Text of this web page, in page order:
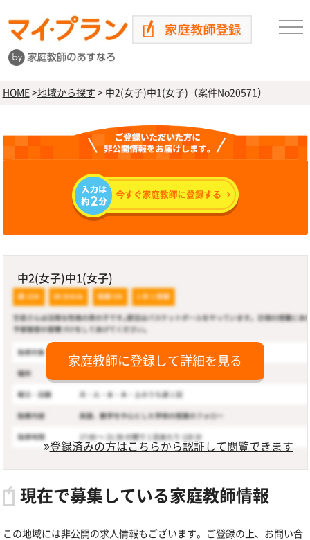
HOME>地域から探す >中2(女子)中1(女子)（案件No20571）
中2(女子)中1(女子)
家庭教師に登録して詳細を見る
登録済みの方はこちらから認証して閲覧できます
現在で募集している家庭教師情報
この地域には非公開の求人情報もございます。ご登録の上、お問い合